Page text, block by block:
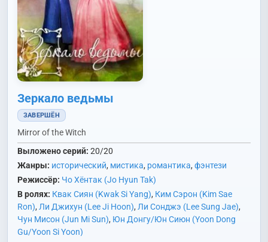
Зеркало ведьмы
ЗАВЕРШЁН
Mirror of the Witch
Выложено серий: 20/20
Жанры: исторический, мистика, романтика,фэнтези
Режиссёр: Чо Хёнтак (Jo Hyun Tak)
В ролях: Квак Сиян (Kwak Si Yang), Ким Сэрон (Kim Sae
Ron), Ли Джихун (Lee Ji Hoon), Ли Сонджэ (Lee Sung Jae),
Чун Мисон (Jun Mi Sun), Юн Донгу/Юн Сиюн (Yoon Dong
Gu/Yoon Si Yoon)